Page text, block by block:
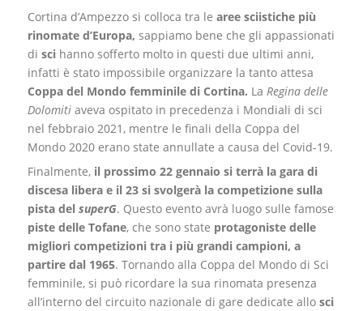
Cortina d’Ampezzo si colloca tra learee sciistiche più
rinomate d’Europa, sappiamo bene che gli appassionati
disci hanno sofferto molto in questi due ultimi anni,
infatti è stato impossibile organizzare la tanto attesa
Coppa del Mondo femminile di Cortina. LaRegina delle
Dolomiti aveva ospitato in precedenza i Mondiali di sci
nel febbraio 2021, mentre le finali della Coppa del
Mondo 2020 erano state annullate a causa del Covid-19.
Finalmente, il prossimo 22 gennaio si terrà la gara di
discesa libera e il 23 si svolgerà la competizione sulla
pista delsuperG. Questo evento avrà luogo sulle famose
piste delle Tofane, che sono state protagoniste delle
miglioricompetizionitra i più grandi campioni, a
partire dal 1965. Tornando alla Coppa del Mondo di Sci
femminile, si può ricordare la sua rinomata presenza
all’interno del circuito nazionale di gare dedicate allosci